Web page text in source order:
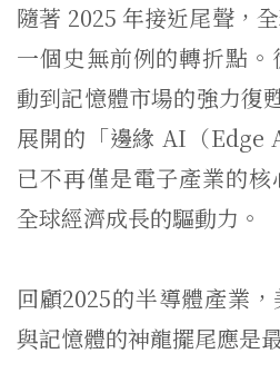
隨著 2025 年接近尾聲，
一個史無前例的轉折點。
動到記憶體市場的強力復
展開的「邊緣 AI（Edge
已不再僅是電子產業的核
全球經濟成長的驅動力。
回顧2025的半導體產業，
與記憶體的神龍擺尾應是